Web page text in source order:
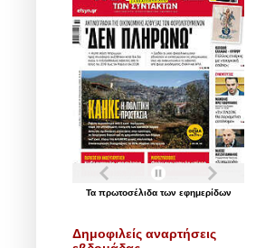
Τα πρωτοσέλιδα των εφημερίδων
Δημοφιλείς αναρτήσεις